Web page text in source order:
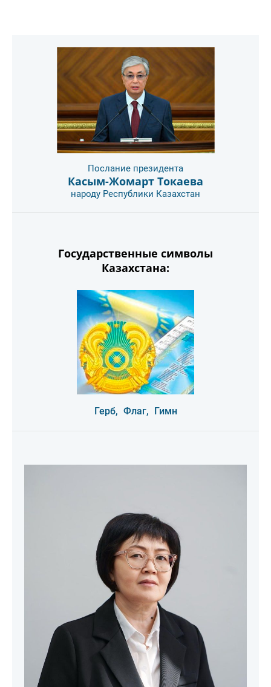
Послание президента
Касым-Жомарт Токаева
народу Республики Казахстан
Государственные символы
Казахстана:
Герб, Флаг, Гимн